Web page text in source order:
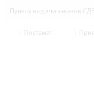
Пункты выдачи заказов
Постамат